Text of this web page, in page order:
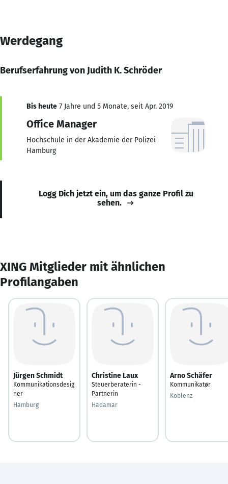
Werdegang
Berufserfahrung von Judith K. Schröder
Bis heute 7 Jahre und 5 Monate, seit Apr. 2019
Office Manager
Hochschule in der Akademie der Polizei
Hamburg
Logg Dich jetzt ein, um das ganze Profil zu
sehen.
XING Mitglieder mit ähnlichen
Profilangaben
Jürgen Schmidt
Kommunikationsdesig
ner
Hamburg
Christine Laux
Steuerberaterin -
Partnerin
Hadamar
Arno Schäfer
Kommunikatør
Koblenz